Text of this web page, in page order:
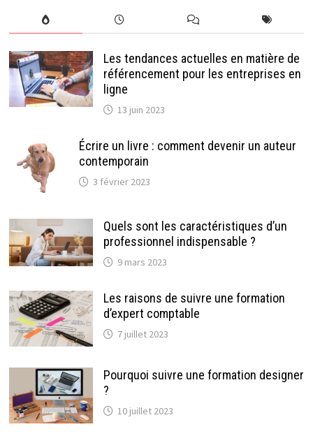
Les tendances actuelles en matière de
référencement pour les entreprises en
ligne
13 juin 2023
Écrire un livre : comment devenir un auteur
contemporain
3 février 2023
Quels sont les caractéristiques d’un
professionnel indispensable ?
9 mars 2023
Les raisons de suivre une formation
d’expert comptable
7 juillet 2023
Pourquoi suivre une formation designer
?
10 juillet 2023